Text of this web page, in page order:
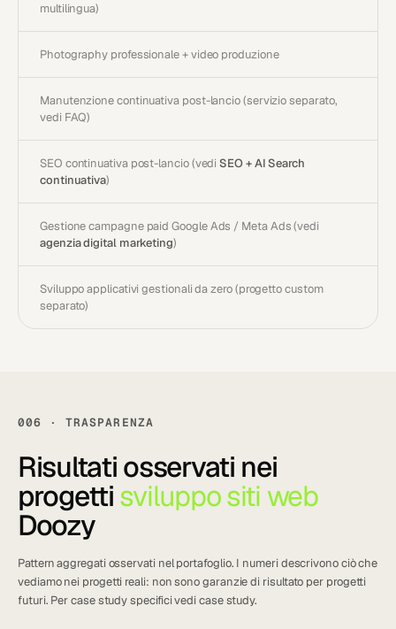
multilingua)
Photography professionale + video produzione
Manutenzione continuativa post-lancio (servizio separato,
vedi FAQ)
SEO continuativa post-lancio (vediSEO + AI Search
continuativa)
Gestione campagne paid Google Ads / Meta Ads (vedi
agenzia digital marketing)
Sviluppo applicativi gestionali da zero (progetto custom
separato)
006 · TRASPARENZA
Risultati osservati nei
progettisviluppo siti web
Doozy
Pattern aggregati osservati nel portafoglio. I numeri descrivono ciò che
vediamo nei progetti reali: non sono garanzie di risultato per progetti
futuri. Per case study specifici vedicase study.